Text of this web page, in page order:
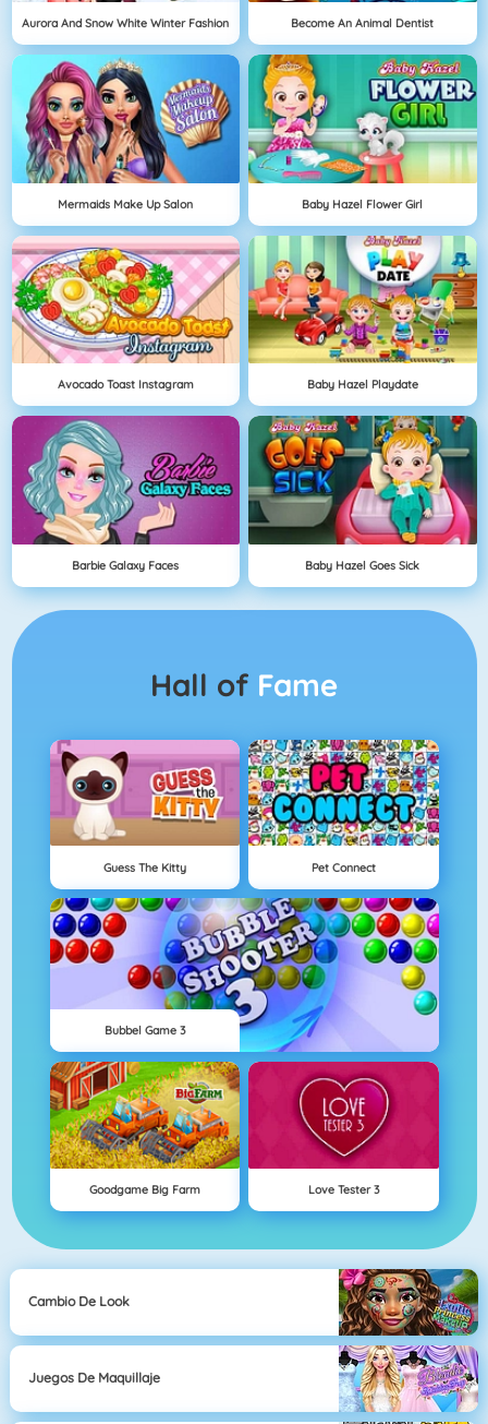
Aurora And Snow White Winter Fashion Become An Animal Dentist
Mermaids Make Up Salon Baby Hazel Flower Girl
Avocado Toast Instagram Baby Hazel Playdate
Barbie Galaxy Faces Baby Hazel Goes Sick
Hall of Fame
Guess The Kitty Pet Connect
Bubbel Game 3
Goodgame Big Farm Love Tester 3
Cambio De Look
Juegos De Maquillaje